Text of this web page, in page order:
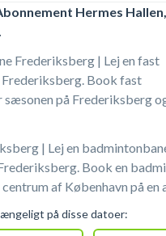
Hallen på
opkræves månedligt så du
Hermes
Frederiksberg | Lej en fast
Book fast
på Frederiksberg
badminton bane i Hermes
badmintonbane hele
Frederiksberg eller indtil
#saesonbane-
| Lej en
Book en
af København på en
og book ledige
på disse datoer: